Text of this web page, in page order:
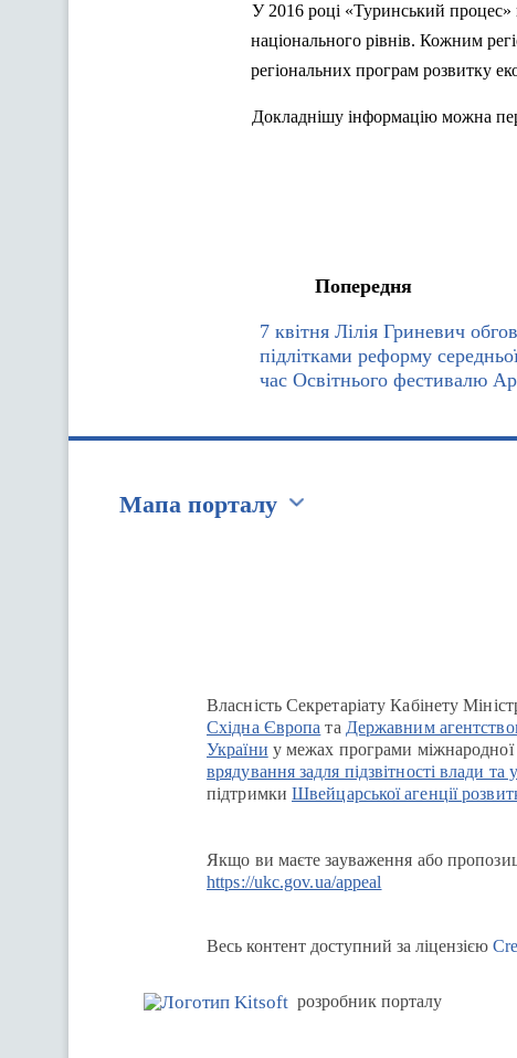
У 2016 році «Туринський процес»
національного рівнів. Кожним
регіональних програм розвитку
Докладнішу інформацію можна
Попередня
7 квітня Лілія Гриневич
підлітками реформу
час Освітнього фестивалю
Мапа порталу
Власність Секретаріату Кабінету
Східна Європа та Державним
України у межах програми міжнародної
врядування задля підзвітності влади та
підтримки Швейцарської агенції
Якщо ви маєте зауваження або
https://ukc.gov.ua/appeal
Весь контент доступний за ліцензією
розробник порталу